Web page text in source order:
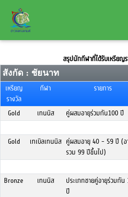
สรุปนักกีฬาที่ได้รับเหรียญ
สังกัด : ชัยนาท
เหรียญ
รางวัล
กีฬา รายการ
Gold เทนนิส คู่ผสมอายุร่วมกัน100 ปี
Gold
เทเบิลเทนนิส คู่ผสมอายุ 40 - 59 ปี (อ
รวม 99 ปีขึ้นไป)
Bronze
เทนนิส
ประเภทชายคู่อายุร่วมกัน
ปี